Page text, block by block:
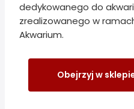
dedykowanego do
zrealizowanego w
Akwarium.
Obejrzyj w